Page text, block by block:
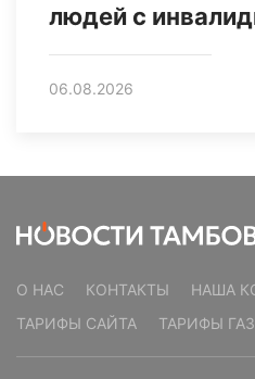
людей с
06.08.2026
О НАС КОНТАКТЫ НАША
ТАРИФЫ САЙТА
ТАРИФЫ